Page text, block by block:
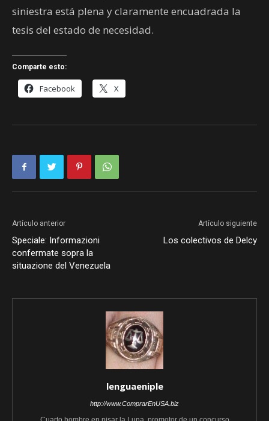
siniestra está plena y claramente encuadrada la
tesis del estado de necesidad.
Comparte esto:
Facebook X
Artículo anterior
Speciale: Informazioni
confermate sopra la
situazione del Venezuela
Artículo siguiente
Los colectivos de Delcy
lenguaeniple
http://www.ComprarEnUSA.biz